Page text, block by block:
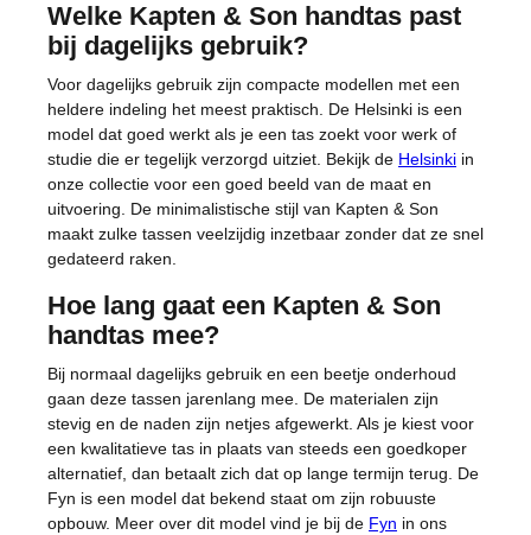
Welke Kapten & Son handtas past
bij dagelijks gebruik?
Voor dagelijks gebruik zijn compacte modellen met een
heldere indeling het meest praktisch. De Helsinki is een
model dat goed werkt als je een tas zoekt voor werk of
studie die er tegelijk verzorgd uitziet. Bekijk de Helsinki in
onze collectie voor een goed beeld van de maat en
uitvoering. De minimalistische stijl van Kapten & Son
maakt zulke tassen veelzijdig inzetbaar zonder dat ze snel
gedateerd raken.
Hoe lang gaat een Kapten & Son
handtas mee?
Bij normaal dagelijks gebruik en een beetje onderhoud
gaan deze tassen jarenlang mee. De materialen zijn
stevig en de naden zijn netjes afgewerkt. Als je kiest voor
een kwalitatieve tas in plaats van steeds een goedkoper
alternatief, dan betaalt zich dat op lange termijn terug. De
Fyn is een model dat bekend staat om zijn robuuste
opbouw. Meer over dit model vind je bij de Fyn in ons